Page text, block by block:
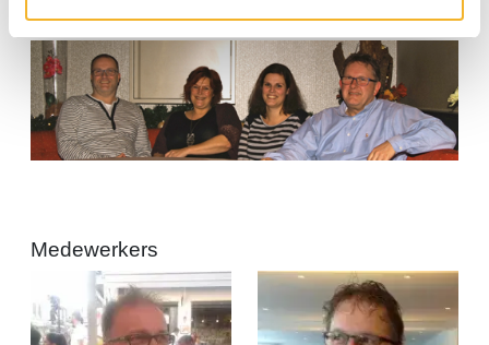
Medewerkers